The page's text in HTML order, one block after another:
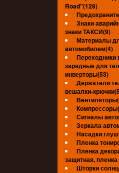
Road''(128)
Знаки
знаки ТАКСИ(9)
Материалы
автомобилем(4)
Переходники
зарядные для
инверторы(53)
Держатели
вешалки-
Сигналы
Зеркала
Насадки
Пленка
Пленка
защитная,
Шторки